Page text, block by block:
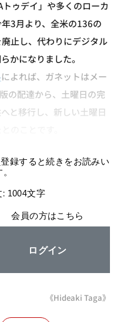
ゥデイ」や多くのローカ
3月より、全米の136の
止し、代わりにデジタル
かになりました。
によれば、ガネットはメー
の配達から、土曜日の完
と移行し、新しい土曜日
録すると続きをお読みい
1004文字
会員の方はこちら
ログイン
《Hideaki Taga》